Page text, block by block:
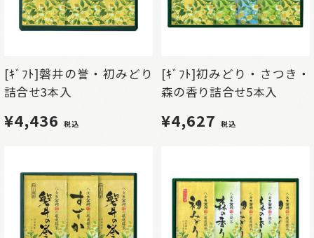
[ｷﾞﾌﾄ]磐井の誉・初みどり
詰合せ3本入
¥4,436 税込
[ｷﾞﾌﾄ]初みどり・さつき・
森の香り詰合せ5本入
¥4,627 税込